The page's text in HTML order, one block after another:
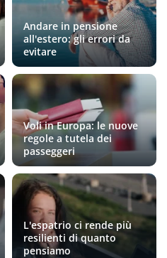
Andare in pensione
all'estero: gli errori da
evitare
Voli in Europa: le nuove
regole a tutela dei
passeggeri
L'espatrio ci rende più
resilienti di quanto
pensiamo